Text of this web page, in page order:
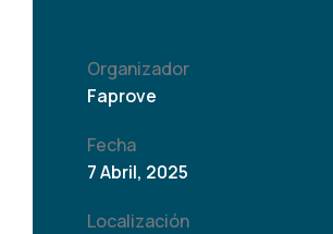
Organizador
Faprove
Fecha
7 Abril, 2025
Localización